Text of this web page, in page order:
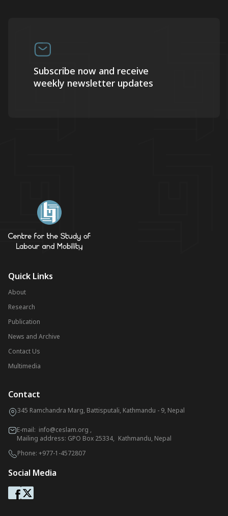
Subscribe now and receive
weekly newsletter updates
Quick Links
About
Research
Publication
News and Archive
Contact Us
Multimedia
Contact
345 Ramchandra Marg, Battisputali, Kathmandu - 9, Nepal
E-mail: info@ceslam.org ,
Mailing address: GPO Box 25334, Kathmandu, Nepal
Phone: +977-1-4572807
Social Media